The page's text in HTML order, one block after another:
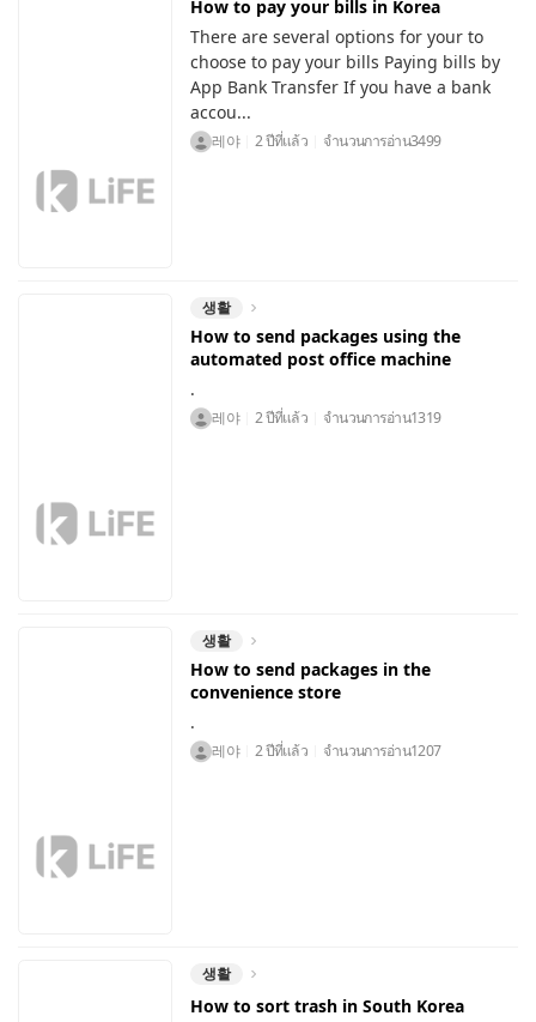
How to pay your bills in Korea
There are several options for your to
choose to pay your bills Paying bills by
App Bank Transfer If you have a bank
accou...
레야 2 ปีที่แล้ว จำนวนการอ่าน3499
생활
How to send packages using the
automated post office machine
.
레야 2 ปีที่แล้ว จำนวนการอ่าน1319
생활
How to send packages in the
convenience store
.
레야 2 ปีที่แล้ว จำนวนการอ่าน1207
생활
How to sort trash in South Korea